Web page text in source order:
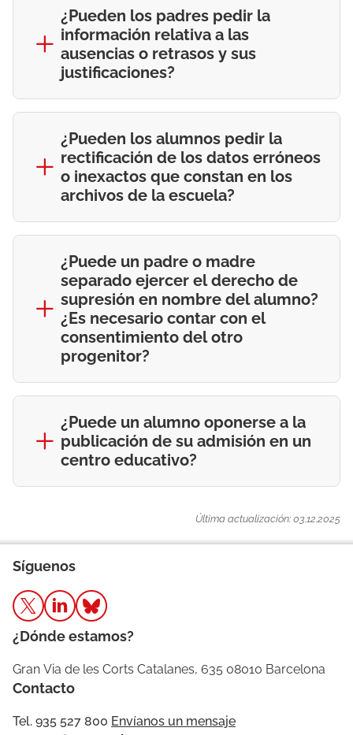
¿Pueden los padres pedir la
información relativa a las
ausencias o retrasos y sus
justificaciones?
¿Pueden los alumnos pedir la
rectificación de los datos erróneos
o inexactos que constan en los
archivos de la escuela?
¿Puede un padre o madre
separado ejercer el derecho de
supresión en nombre del alumno?
¿Es necesario contar con el
consentimiento del otro
progenitor?
¿Puede un alumno oponerse a la
publicación de su admisión en un
centro educativo?
Última actualización: 03.12.2025
Síguenos
¿Dónde estamos?
Gran Via de les Corts Catalanes, 635 08010 Barcelona
Contacto
Tel. 935 527 800 Envíanos un mensaje